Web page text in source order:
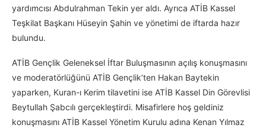
yardımcısı Abdulrahman Tekin yer aldı. Ayrıca ATİB Kassel
Teşkilat Başkanı Hüseyin Şahin ve yönetimi de iftarda hazır
bulundu.
ATİB Gençlik Geleneksel İftar Buluşmasının açılış konuşmasını
ve moderatörlüğünü ATİB Gençlik’ten Hakan Baytekin
yaparken, Kuran-ı Kerim tilavetini ise ATİB Kassel Din Görevlisi
Beytullah Şabcılı gerçekleştirdi. Misafirlere hoş geldiniz
konuşmasını ATİB Kassel Yönetim Kurulu adına Kenan Yılmaz